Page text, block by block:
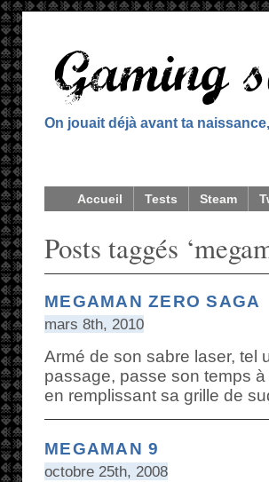
On jouait déjà avant ta
Accueil Tests Steam
Posts taggés
MEGAMAN ZERO SAGA
mars 8th, 2010
Armé de son sabre laser, tel
passage, passe son temps
en remplissant sa grille de
MEGAMAN 9
octobre 25th, 2008